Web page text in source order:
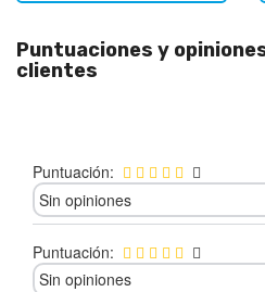
Puntuaciones y
clientes
Puntuación:
Sin opiniones
Puntuación:
Sin opiniones